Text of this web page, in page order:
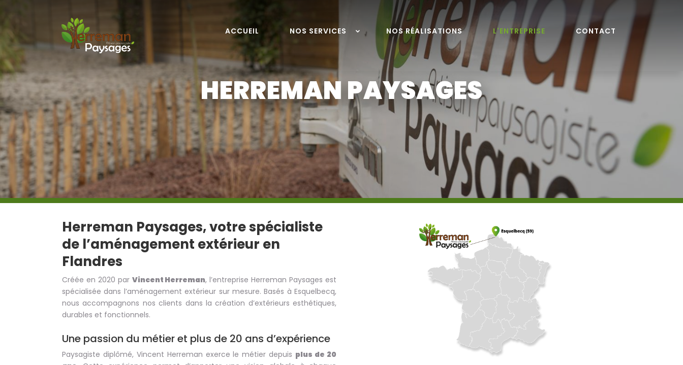
ACCUEIL NOS SERVICES NOS RÉALISATIONS L'ENTREPRISE CONTACT
HERREMAN PAYSAGES
Herreman Paysages, votre spécialiste
de l’aménagement extérieur en
Flandres
Créée en 2020 par Vincent Herreman, l’entreprise Herreman Paysages est
spécialisée dans l’aménagement extérieur sur mesure. Basés à Esquelbecq,
nous accompagnons nos clients dans la création d’extérieurs esthétiques,
durables et fonctionnels.
Une passion du métier et plus de 20 ans d’expérience
Paysagiste diplômé, Vincent Herreman exerce le métier depuis plus de 20